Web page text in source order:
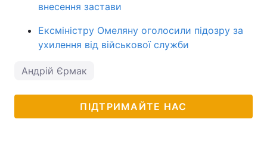
внесення застави
Ексміністру Омеляну оголосили підозру за
ухилення від військової служби
Андрій Єрмак
ПІДТРИМАЙТЕ НАС